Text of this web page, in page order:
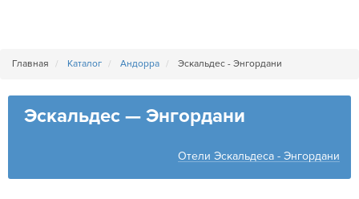
Главная Каталог Андорра Эскальдес - Энгордани
Эскальдес — Энгордани
Отели Эскальдеса - Энгордани